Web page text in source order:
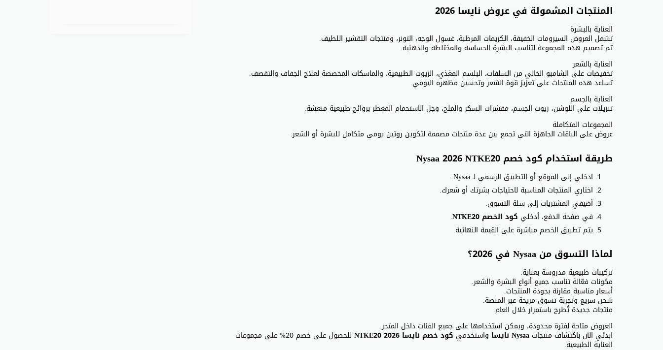
المنتجات المشمولة في عروض نايسا 2026
العناية بالبشرة
تشمل العروض السيرومات الخفيفة، الكريمات المرطبة، غسول الوجه، التونر، ومنتجات التقشير اللطيف.
تم تصميم هذه المجموعة لتناسب البشرة الحساسة والمختلطة والدهنية.
العناية بالشعر
تخفيضات على الشامبو الخالي من السلفات، البلسم المغذي، الزيوت الطبيعية، والماسكات المخصصة لعلاج الجفاف والتقصف.
تساعد هذه المنتجات على تعزيز قوة الشعر وتحسين مظهره اليومي.
العناية بالجسم
تنزيلات على اللوشن، زيوت الجسم، مقشرات السكر والملح، وجل الاستحمام المعطر بروائح طبيعية منعشة.
المجموعات المتكاملة
عروض على الباقات الجاهزة التي تجمع بين عدة منتجات مصممة لتكوين روتين يومي متكامل للبشرة أو الشعر.
طريقة استخدام كود خصم Nysaa 2026 NTKE20
ادخلي إلى الموقع أو التطبيق الرسمي لـ Nysaa.
اختاري المنتجات المناسبة لاحتياجات بشرتك أو شعرك.
أضيفي المشتريات إلى سلة التسوق.
في صفحة الدفع، أدخلي كود الخصم NTKE20
.
يتم تطبيق الخصم مباشرة على القيمة النهائية.
لماذا التسوق من Nysaa في 2026؟
تركيبات طبيعية مدروسة بعناية.
مكونات فعّالة تناسب جميع أنواع البشرة والشعر.
أسعار مناسبة مقارنة بجودة المنتجات.
شحن سريع وتجربة تسوق مريحة عبر المنصة.
منتجات جديدة تُطرح باستمرار خلال العام.
العروض متاحة لفترة محدودة، ويمكن استخدامها على جميع الفئات داخل المتجر.
ابدئي الآن باكتشاف منتجات Nysaa نايسا واستخدمي كود خصم نايسا 2026 NTKE20 للحصول على خصم 20% على مجموعات
العناية الطبيعية.